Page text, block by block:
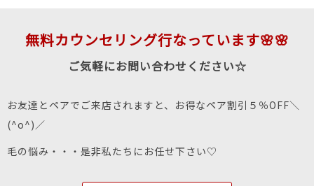
無料カウンセリング行なっています🌸🌸
ご気軽にお問い合わせください☆
お友達とペアでご来店されますと、お得なペア割引５％OFF＼
(^o^)／
毛の悩み・・・是非私たちにお任せ下さい♡